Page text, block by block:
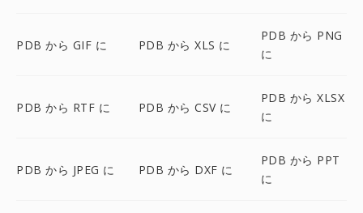
PDB から GIF に PDB から XLS に
PDB から PNG
に
PDB から RTF に PDB から CSV に
PDB から XLSX
に
PDB から JPEG に PDB から DXF に
PDB から PPT
に